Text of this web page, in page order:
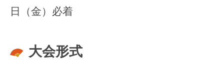
日（金）必着
大会形式